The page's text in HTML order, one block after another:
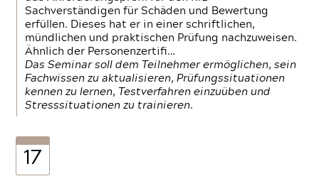
Sachverständigen für Schäden und Bewertung
erfüllen. Dieses hat er in einer schriftlichen,
mündlichen und praktischen Prüfung nachzuweisen.
Ähnlich der Personenzertifi…
Das Seminar soll dem Teilnehmer ermöglichen, sein
Fachwissen zu aktualisieren, Prüfungssituationen
kennen zu lernen, Testverfahren einzuüben und
Stresssituationen zu trainieren.
17